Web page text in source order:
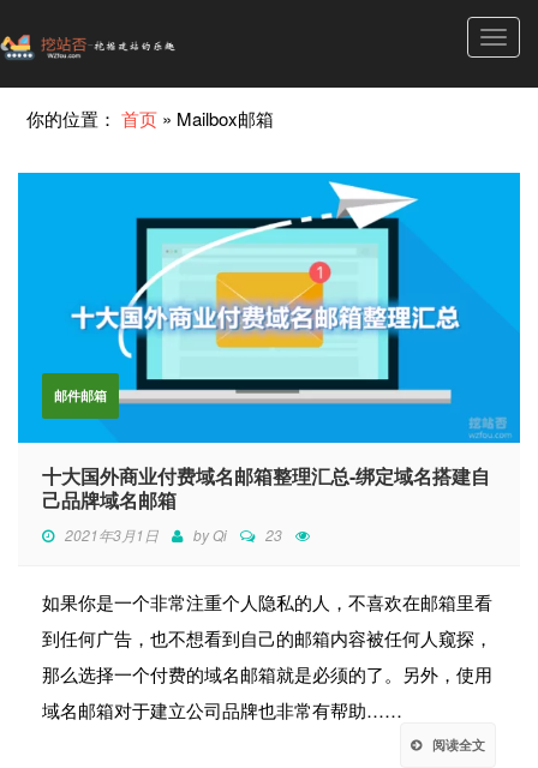
你的位置：首页 » Mailbox邮箱
邮件邮箱
十大国外商业付费域名邮箱整理汇总-绑定域名搭建自
己品牌域名邮箱
2021年3月1日 byQi 23
如果你是一个非常注重个人隐私的人，不喜欢在邮箱里看
到任何广告，也不想看到自己的邮箱内容被任何人窥探，
那么选择一个付费的域名邮箱就是必须的了。另外，使用
域名邮箱对于建立公司品牌也非常有帮助……
阅读全文